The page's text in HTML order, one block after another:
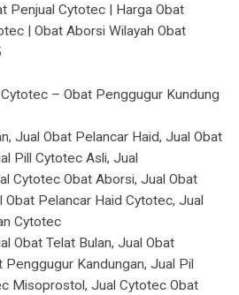
Penjual Cytotec | Harga Obat
| Obat Aborsi Wilayah Obat
– Obat Penggugur Kundung
Jual Obat Pelancar Haid, Jual Obat
Pill Cytotec Asli, Jual
Cytotec Obat Aborsi, Jual Obat
Obat Pelancar Haid Cytotec, Jual
Cytotec
Obat Telat Bulan, Jual Obat
Penggugur Kandungan, Jual Pil
Misoprostol, Jual Cytotec Obat